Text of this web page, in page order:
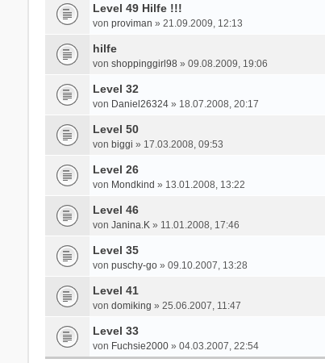
Level 49 Hilfe !!!
von proviman » 21.09.2009, 12:13
hilfe
von shoppinggirl98 » 09.08.2009, 19:06
Level 32
von Daniel26324» 18.07.2008, 20:17
Level 50
von biggi » 17.03.2008, 09:53
Level 26
von Mondkind » 13.01.2008, 13:22
Level 46
von Janina.K » 11.01.2008, 17:46
Level 35
von puschy-go» 09.10.2007, 13:28
Level 41
von domiking » 25.06.2007, 11:47
Level 33
von Fuchsie2000» 04.03.2007, 22:54